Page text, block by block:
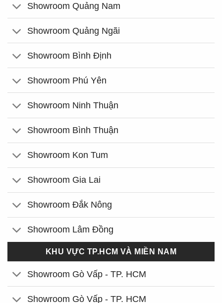
Showroom Quảng Nam
Showroom Quảng Ngãi
Showroom Bình Định
Showroom Phú Yên
Showroom Ninh Thuận
Showroom Bình Thuận
Showroom Kon Tum
Showroom Gia Lai
Showroom Đắk Nông
Showroom Lâm Đồng
KHU VỰC TP.HCM VÀ MIỀN NAM
Showroom Gò Vấp - TP. HCM
Showroom Gò Vấp - TP. HCM